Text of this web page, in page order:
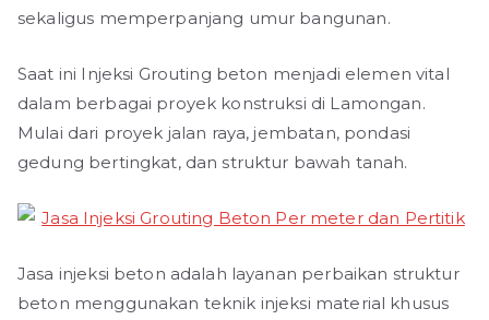
sekaligus memperpanjang umur bangunan.
Saat ini Injeksi Grouting beton menjadi elemen vital
dalam berbagai proyek konstruksi di Lamongan.
Mulai dari proyek jalan raya, jembatan, pondasi
gedung bertingkat, dan struktur bawah tanah.
Jasa injeksi beton adalah layanan perbaikan struktur
beton menggunakan teknik injeksi material khusus